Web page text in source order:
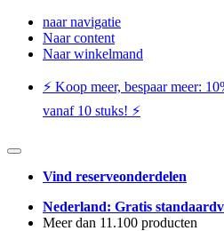
naar navigatie
Naar content
Naar winkelmand
⚡️ Koop meer, bespaar meer:
vanaf 10 stuks! ⚡️
Vind reserveonderdelen
Nederland: Gratis
Meer dan 11.100 producten